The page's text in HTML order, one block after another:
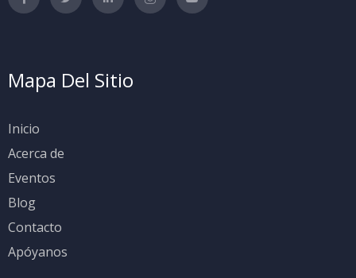
Mapa Del Sitio
Inicio
Acerca de
Eventos
Blog
Contacto
Apóyanos